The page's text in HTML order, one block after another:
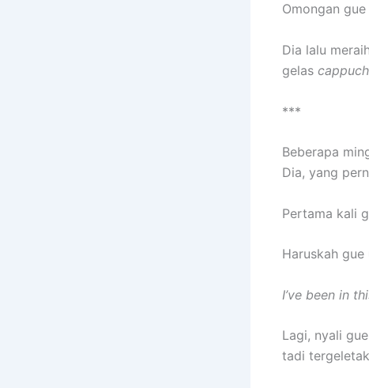
Omongan
Dia lalu
gelas
***
Beberapa
Dia, yang
Pertama kali
Haruskah
I’ve been in
Lagi, nyali
tadi